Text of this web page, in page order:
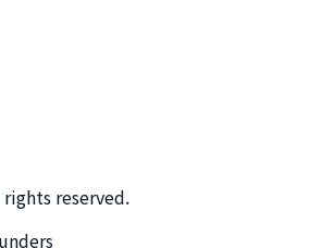
reserved.